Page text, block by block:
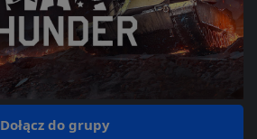
Dołącz do grupy